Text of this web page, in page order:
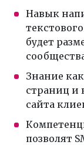
Навык
будет
Знание
страниц и
сайта
позволят